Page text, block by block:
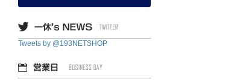
Tweets by @193NETSHOP